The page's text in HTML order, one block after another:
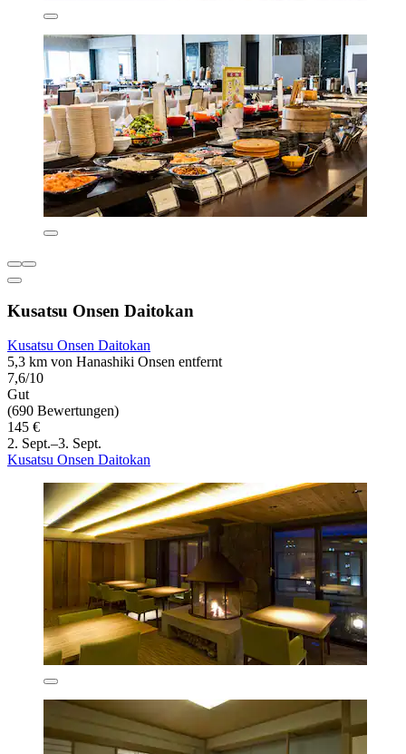
Kusatsu Onsen Daitokan
Kusatsu Onsen Daitokan
5,3 km von Hanashiki Onsen entfernt
7,6/10
Gut
(690 Bewertungen)
145 €
2. Sept.–3. Sept.
Kusatsu Onsen Daitokan